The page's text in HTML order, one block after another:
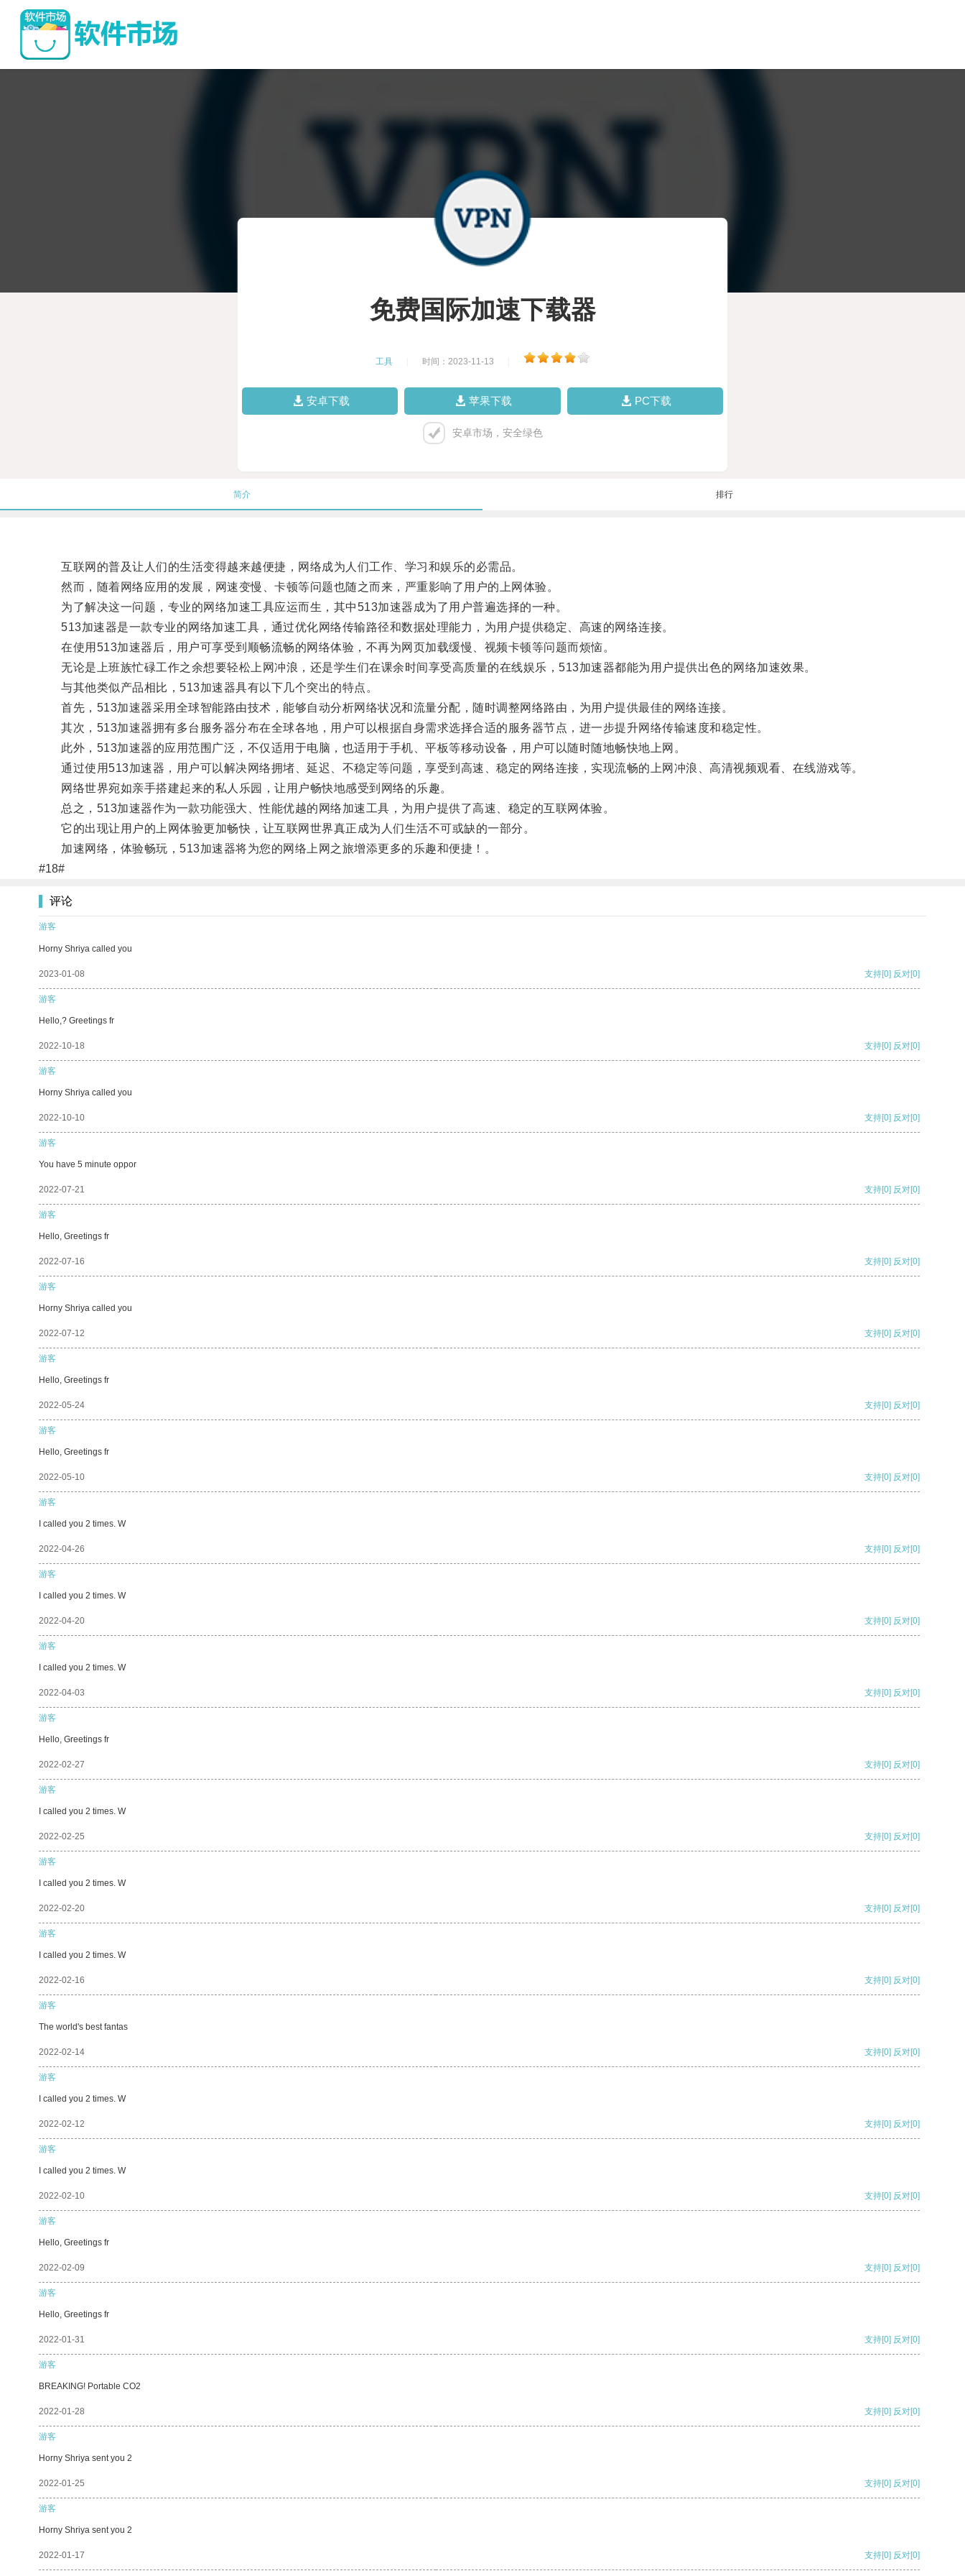
免费国际加速下载器
工具 时间：2023-11-13
安卓下载 苹果下载 PC下载
安卓市场，安全绿色
简介 排行
互联网的普及让人们的生活变得越来越便捷，网络成为人们工作、学习和娱乐的必需品。
然而，随着网络应用的发展，网速变慢、卡顿等问题也随之而来，严重影响了用户的上网体验。
为了解决这一问题，专业的网络加速工具应运而生，其中513加速器成为了用户普遍选择的一种。
513加速器是一款专业的网络加速工具，通过优化网络传输路径和数据处理能力，为用户提供稳定、高速的网络连接。
在使用513加速器后，用户可享受到顺畅流畅的网络体验，不再为网页加载缓慢、视频卡顿等问题而烦恼。
无论是上班族忙碌工作之余想要轻松上网冲浪，还是学生们在课余时间享受高质量的在线娱乐，513加速器都能为用户提供出色的网络加速效果。
与其他类似产品相比，513加速器具有以下几个突出的特点。
首先，513加速器采用全球智能路由技术，能够自动分析网络状况和流量分配，随时调整网络路由，为用户提供最佳的网络连接。
其次，513加速器拥有多台服务器分布在全球各地，用户可以根据自身需求选择合适的服务器节点，进一步提升网络传输速度和稳定性。
此外，513加速器的应用范围广泛，不仅适用于电脑，也适用于手机、平板等移动设备，用户可以随时随地畅快地上网。
通过使用513加速器，用户可以解决网络拥堵、延迟、不稳定等问题，享受到高速、稳定的网络连接，实现流畅的上网冲浪、高清视频观看、在线游戏等。
网络世界宛如亲手搭建起来的私人乐园，让用户畅快地感受到网络的乐趣。
总之，513加速器作为一款功能强大、性能优越的网络加速工具，为用户提供了高速、稳定的互联网体验。
它的出现让用户的上网体验更加畅快，让互联网世界真正成为人们生活不可或缺的一部分。
加速网络，体验畅玩，513加速器将为您的网络上网之旅增添更多的乐趣和便捷！。
#18#
评论
游客
Horny Shriya called you
2023-01-08 支持[0] 反对[0]
游客
Hello,? Greetings fr
2022-10-18 支持[0] 反对[0]
游客
Horny Shriya called you
2022-10-10 支持[0] 反对[0]
游客
You have 5 minute oppor
2022-07-21 支持[0] 反对[0]
游客
Hello, Greetings fr
2022-07-16 支持[0] 反对[0]
游客
Horny Shriya called you
2022-07-12 支持[0] 反对[0]
游客
Hello, Greetings fr
2022-05-24 支持[0] 反对[0]
游客
Hello, Greetings fr
2022-05-10 支持[0] 反对[0]
游客
I called you 2 times. W
2022-04-26 支持[0] 反对[0]
游客
I called you 2 times. W
2022-04-20 支持[0] 反对[0]
游客
I called you 2 times. W
2022-04-03 支持[0] 反对[0]
游客
Hello, Greetings fr
2022-02-27 支持[0] 反对[0]
游客
I called you 2 times. W
2022-02-25 支持[0] 反对[0]
游客
I called you 2 times. W
2022-02-20 支持[0] 反对[0]
游客
I called you 2 times. W
2022-02-16 支持[0] 反对[0]
游客
The world's best fantas
2022-02-14 支持[0] 反对[0]
游客
I called you 2 times. W
2022-02-12 支持[0] 反对[0]
游客
I called you 2 times. W
2022-02-10 支持[0] 反对[0]
游客
Hello, Greetings fr
2022-02-09 支持[0] 反对[0]
游客
Hello, Greetings fr
2022-01-31 支持[0] 反对[0]
游客
BREAKING! Portable CO2
2022-01-28 支持[0] 反对[0]
游客
Horny Shriya sent you 2
2022-01-25 支持[0] 反对[0]
游客
Horny Shriya sent you 2
2022-01-17 支持[0] 反对[0]